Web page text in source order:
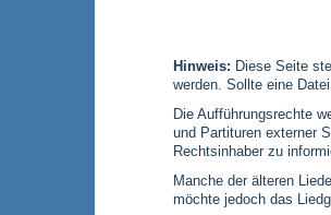
Hinweis: Diese Seite
werden. Sollte eine
Die Aufführungsrechte
und Partituren externer
Rechtsinhaber zu
Manche der älteren
möchte jedoch das